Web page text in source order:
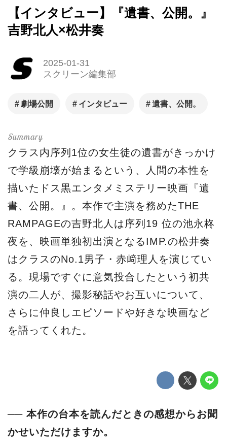
【インタビュー】『遺書、公開。』
吉野北人×松井奏
2025-01-31
スクリーン編集部
劇場公開 インタビュー 遺書、公開。
クラス内序列1位の女生徒の遺書がきっかけ
で学級崩壊が始まるという、人間の本性を
描いたドス黒エンタメミステリー映画『遺
書、公開。』。本作で主演を務めたTHE
RAMPAGEの吉野北人は序列19 位の池永柊
夜を、映画単独初出演となるIMP.の松井奏
はクラスのNo.1男子・赤﨑理人を演じてい
る。現場ですぐに意気投合したという初共
演の二人が、撮影秘話やお互いについて、
さらに仲良しエピソードや好きな映画など
を語ってくれた。
── 本作の台本を読んだときの感想からお聞
かせいただけますか。